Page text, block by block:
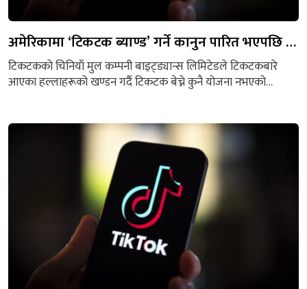
अमेरिकामा ‘टिकटक ब्याण्ड’ गर्ने कानुन पारित भएपछि …
टिकटकको चिनियाँ मुल कम्पनी बाइट्ड्यान्स लिमिटेडले टिकटकबारे
आएका हल्लाहरूको खण्डन गर्दै टिकटक बेच्ने कुनै योजना नभएको
हल्लाहरूको खण्डन गर्दै ती हल्लाहरू सत्य नभएको बाइट्ड्यान्सले
जनाएको हो। ‘बाइट्ड्यान्ससँग टिकटक बेच्ने कुनै योजना छैन, विदेशी
मिडिया रिपोर्टहरू सत्य होइनन्’ कम्पनीले आफ्नो स्वामित्वमा...